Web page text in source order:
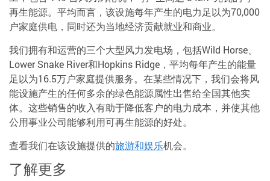
再生能源。平均而言，该设施每年产生的电力足以为70,000
户家庭供电，同时还为当地经济贡献就业和商业。
我们拥有和运营的三个大型风力发电场，包括Wild Horse、
Lower Snake River和Hopkins Ridge，平均每年产生的能量
足以为16.5万户家庭提供服务。在某些情况下，我们会将风
能设施产生的任何多余的绿色能源属性出售给全国其他实
体。这些销售的收入有助于降低客户的电力成本，并使其他
公用事业公司能够利用可再生能源的好处。
查看我们在该设施提供的旅游和娱乐机会。
了解更多